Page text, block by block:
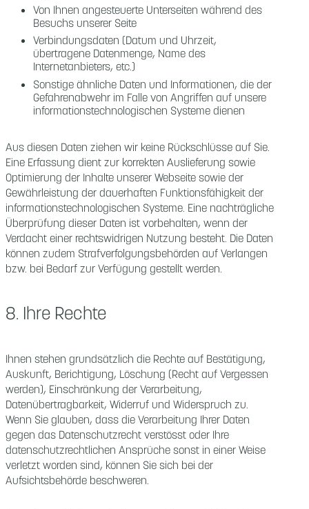
Von Ihnen angesteuerte Unterseiten während des
Besuchs unserer Seite
Verbindungsdaten (Datum und Uhrzeit,
übertragene Datenmenge, Name des
Internetanbieters, etc.)
Sonstige ähnliche Daten und Informationen, die der
Gefahrenabwehr im Falle von Angriffen auf unsere
informationstechnologischen Systeme dienen
Aus diesen Daten ziehen wir keine Rückschlüsse auf Sie.
Eine Erfassung dient zur korrekten Auslieferung sowie
Optimierung der Inhalte unserer Webseite sowie der
Gewährleistung der dauerhaften Funktionsfähigkeit der
informationstechnologischen Systeme. Eine nachträgliche
Überprüfung dieser Daten ist vorbehalten, wenn der
Verdacht einer rechtswidrigen Nutzung besteht. Die Daten
können zudem Strafverfolgungsbehörden auf Verlangen
bzw. bei Bedarf zur Verfügung gestellt werden.
8. Ihre Rechte
Ihnen stehen grundsätzlich die Rechte auf Bestätigung,
Auskunft, Berichtigung, Löschung (Recht auf Vergessen
werden), Einschränkung der Verarbeitung,
Datenübertragbarkeit, Widerruf und Widerspruch zu.
Wenn Sie glauben, dass die Verarbeitung Ihrer Daten
gegen das Datenschutzrecht verstösst oder Ihre
datenschutzrechtlichen Ansprüche sonst in einer Weise
verletzt worden sind, können Sie sich bei der
Aufsichtsbehörde beschweren.